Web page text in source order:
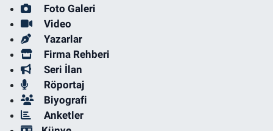
Foto Galeri
Video
Yazarlar
Firma Rehberi
Seri İlan
Röportaj
Biyografi
Anketler